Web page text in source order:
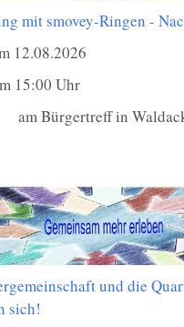
mit smovey-Ringen -
12.08.2026
15:00 Uhr
am Bürgertreff in
und die
sich!